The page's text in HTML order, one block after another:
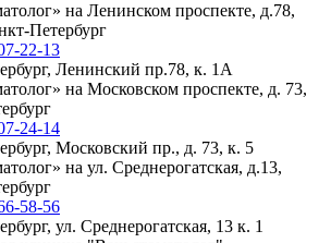
на Ленинском проспекте, д.78,
Петербург
22-13
Ленинский пр.78, к. 1А
на Московском проспекте, д. 73,
24-14
Московский пр., д. 73, к. 5
на ул. Среднерогатская, д.13,
58-56
ул. Среднерогатская, 13 к. 1